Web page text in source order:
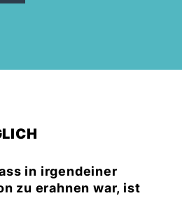
in irgendeiner
zu erahnen war, ist